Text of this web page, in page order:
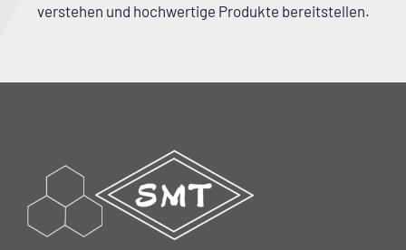
verstehen und hochwertige Produkte bereitstellen.